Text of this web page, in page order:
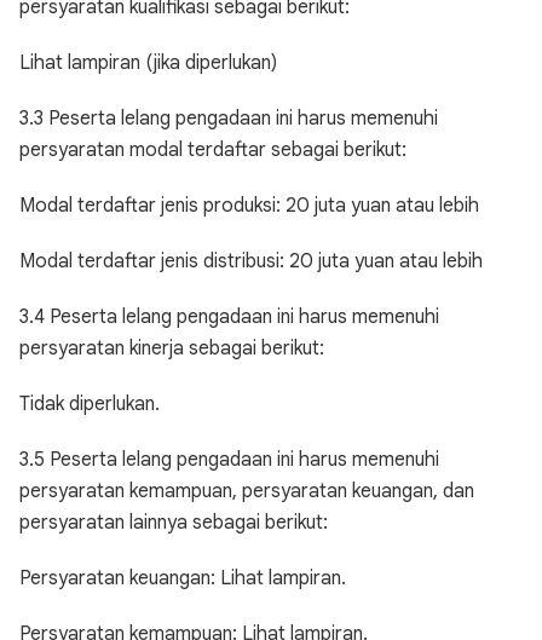
persyaratan kualifikasi sebagai berikut:
Lihat lampiran (jika diperlukan)
3.3 Peserta lelang pengadaan ini harus memenuhi
persyaratan modal terdaftar sebagai berikut:
Modal terdaftar jenis produksi: 20 juta yuan atau lebih
Modal terdaftar jenis distribusi: 20 juta yuan atau lebih
3.4 Peserta lelang pengadaan ini harus memenuhi
persyaratan kinerja sebagai berikut:
Tidak diperlukan.
3.5 Peserta lelang pengadaan ini harus memenuhi
persyaratan kemampuan, persyaratan keuangan, dan
persyaratan lainnya sebagai berikut:
Persyaratan keuangan: Lihat lampiran.
Persyaratan kemampuan: Lihat lampiran.